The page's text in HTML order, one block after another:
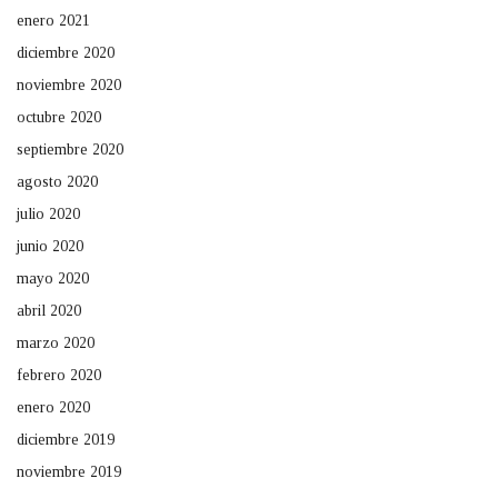
enero 2021
diciembre 2020
noviembre 2020
octubre 2020
septiembre 2020
agosto 2020
julio 2020
junio 2020
mayo 2020
abril 2020
marzo 2020
febrero 2020
enero 2020
diciembre 2019
noviembre 2019